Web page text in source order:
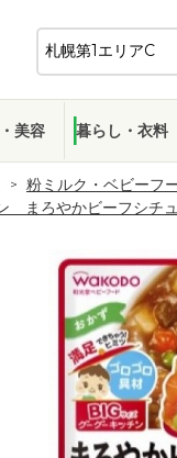
美容 暮らし・衣料
粉ミルク・ベビーフ
まろやかビーフシチ